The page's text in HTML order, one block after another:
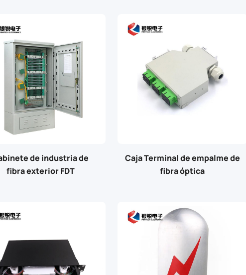
de industria de
fibra exterior FDT
Caja Terminal de empalme de
fibra óptica